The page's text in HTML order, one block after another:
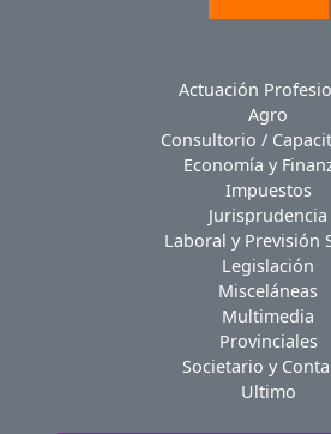
Actuación
Agro
Consultorio /
Economía y
Impuestos
Jurisprudencia
Laboral y Previsión
Legislación
Misceláneas
Multimedia
Provinciales
Societario y
Ultimo